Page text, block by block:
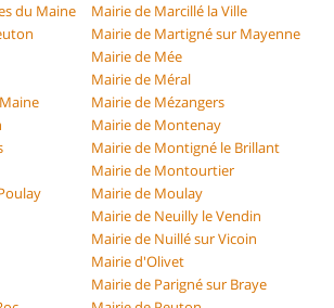
du Maine
Mairie de Marcillé la Ville
Mairie de Martigné sur Mayenne
Mairie de Mée
Mairie de Méral
Mairie de Mézangers
Mairie de Montenay
Mairie de Montigné le Brillant
Mairie de Montourtier
Mairie de Moulay
Mairie de Neuilly le Vendin
Mairie de Nuillé sur Vicoin
Mairie d'Olivet
Mairie de Parigné sur Braye